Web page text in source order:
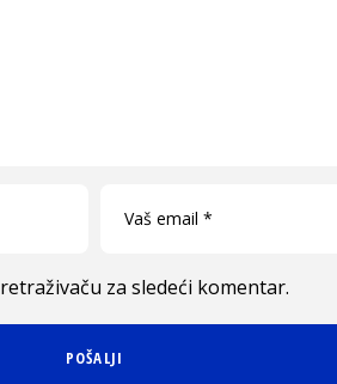
za sledeći komentar.